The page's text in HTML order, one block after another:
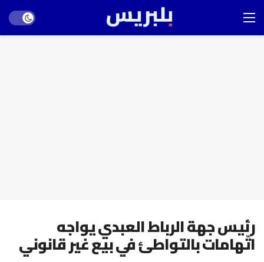
mode
رئيس جهة الرباط العبدي يواجه
اتّهامات بالتواطئ في بيع غير قانوني